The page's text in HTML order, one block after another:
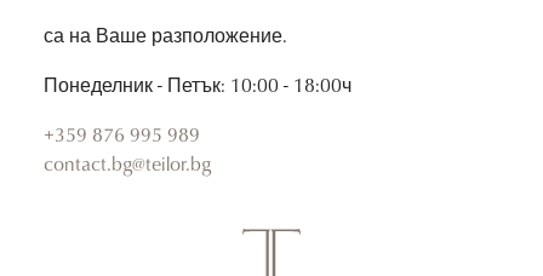
са на Ваше разположение.
Понеделник - Петък: 10:00 - 18:00ч
+359 876 995 989
contact.bg@teilor.bg